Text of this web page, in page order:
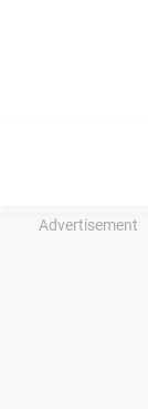
Advertisement